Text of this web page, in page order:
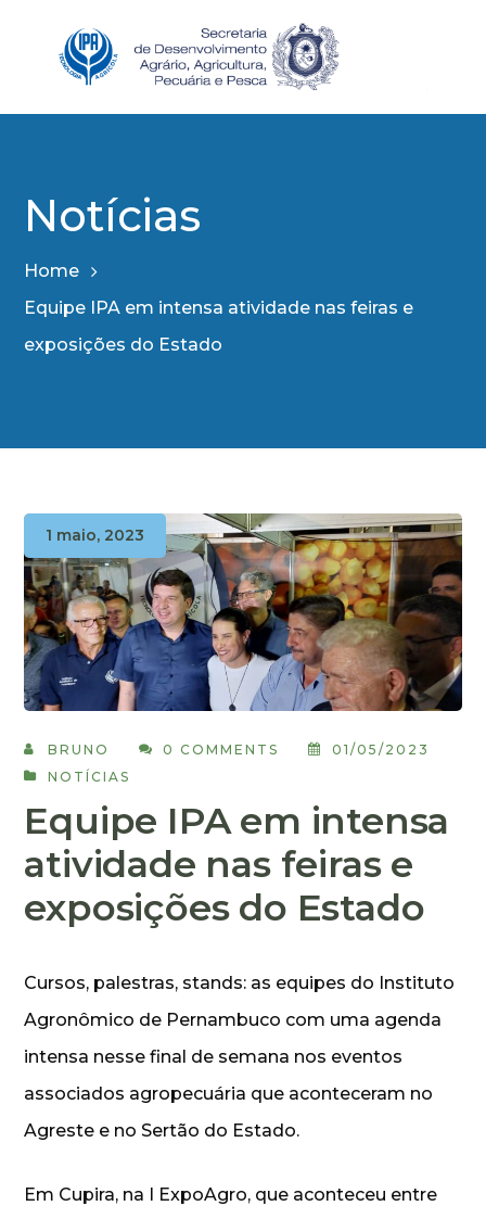
Notícias
Home
Equipe IPA em intensa atividade nas feiras e
exposições do Estado
1 maio, 2023
BRUNO 0 COMMENTS
01/05/2023
NOTÍCIAS
Equipe IPA em intensa
atividade nas feiras e
exposições do Estado
Cursos, palestras, stands: as equipes do Instituto
Agronômico de Pernambuco com uma agenda
intensa nesse final de semana nos eventos
associados agropecuária que aconteceram no
Agreste e no Sertão do Estado.
Em Cupira, na I ExpoAgro, que aconteceu entre